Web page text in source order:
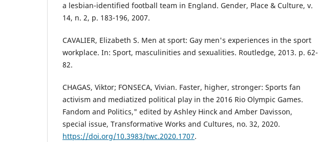
a lesbian-identified football team in England. Gender, Place & Culture, v.
14, n. 2, p. 183-196, 2007.
CAVALIER, Elizabeth S. Men at sport: Gay men's experiences in the sport
workplace. In: Sport, masculinities and sexualities. Routledge, 2013. p. 62-
82.
CHAGAS, Viktor; FONSECA, Vivian. Faster, higher, stronger: Sports fan
activism and mediatized political play in the 2016 Rio Olympic Games.
Fandom and Politics," edited by Ashley Hinck and Amber Davisson,
special issue, Transformative Works and Cultures, no. 32, 2020.
https://doi.org/10.3983/twc.2020.1707.